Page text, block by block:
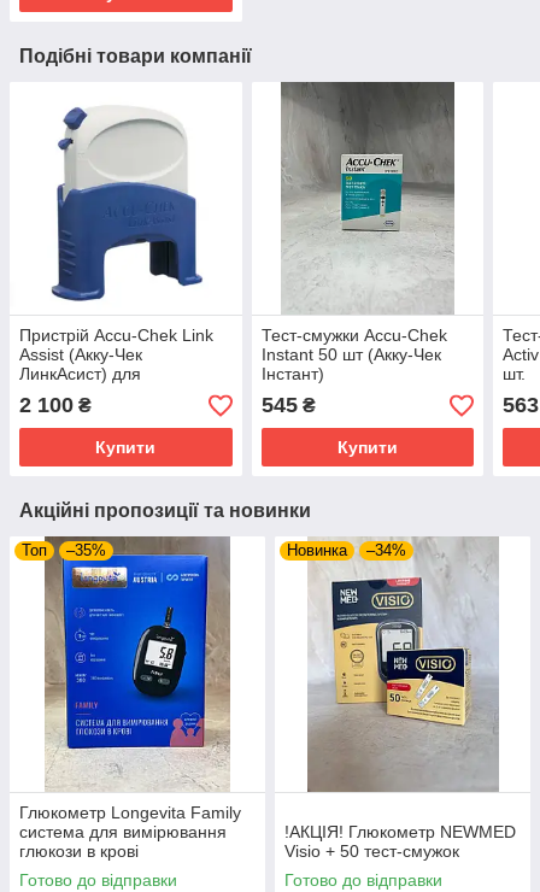
Подібні товари компанії
Пристрій Accu-Chek Link
Assist (Акку-Чек
ЛинкАсист) для
встановлення інфузійного
набору
2 100 ₴
Купити
Тест-смужки Accu-Chek
Instant 50 шт (Акку-Чек
Інстант)
545₴
Купити
шт.
563
Акційні пропозиції та новинки
Топ –35%
Глюкометр Longevita Family
система для вимірювання
глюкози в крові
Готово до відправки
Новинка –34%
!АКЦІЯ! Глюкометр NEWMED
Visio + 50 тест-смужок
Готово до відправки